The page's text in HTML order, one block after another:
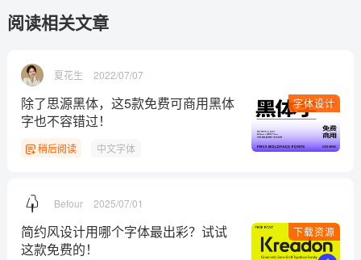
阅读相关文章
夏花生 2022/07/07
字体设计
除了思源黑体，这5款免费可商用黑体
字也不容错过！
稍后阅读 中文字体
Befour 2025/07/01
下载资源
简约风设计用哪个字体最出彩？试试
这款免费的！